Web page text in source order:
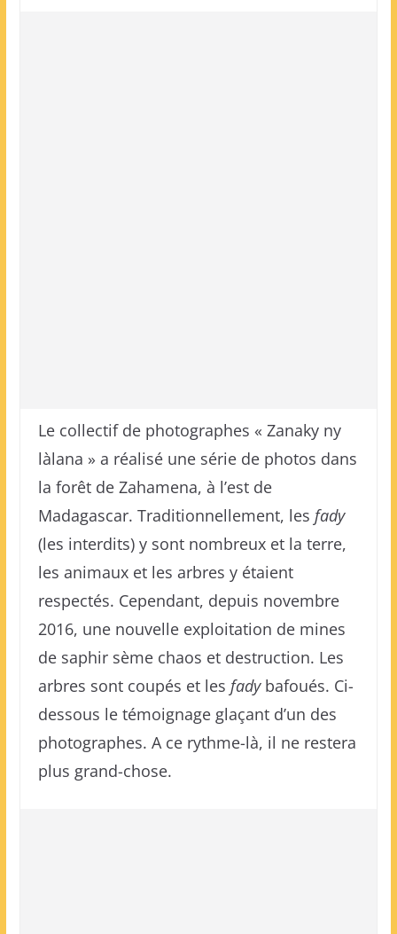
Le collectif de photographes « Zanaky ny
làlana » a réalisé une série de photos dans
la forêt de Zahamena, à l’est de
Madagascar. Traditionnellement, les fady
(les interdits) y sont nombreux et la terre,
les animaux et les arbres y étaient
respectés. Cependant, depuis novembre
2016, une nouvelle exploitation de mines
de saphir sème chaos et destruction. Les
arbres sont coupés et les fadybafoués. Ci-
dessous le témoignage glaçant d’un des
photographes. A ce rythme-là, il ne restera
plus grand-chose.